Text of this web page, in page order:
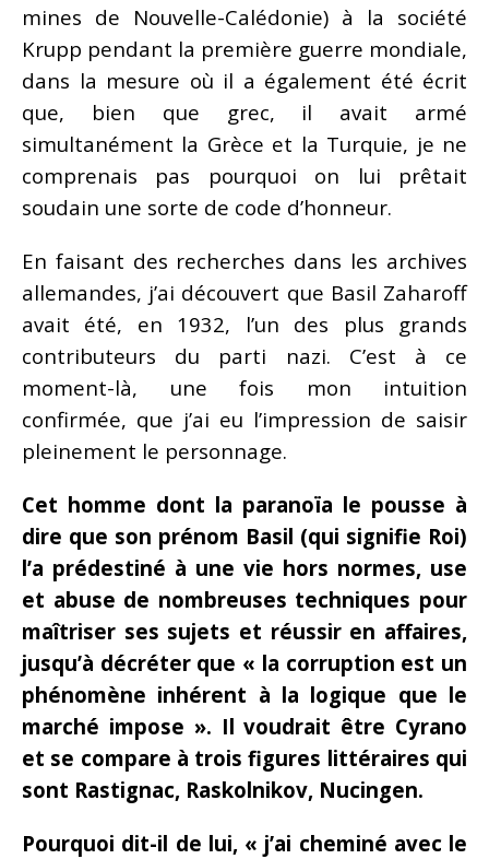
mines de Nouvelle-Calédonie) à la société
Krupp pendant la première guerre mondiale,
dans la mesure où il a également été écrit
que, bien que grec, il avait armé
simultanément la Grèce et la Turquie, je ne
comprenais pas pourquoi on lui prêtait
soudain une sorte de code d’honneur.
En faisant des recherches dans les archives
allemandes, j’ai découvert que Basil Zaharoff
avait été, en 1932, l’un des plus grands
contributeurs du parti nazi. C’est à ce
moment-là, une fois mon intuition
confirmée, que j’ai eu l’impression de saisir
pleinement le personnage.
Cet homme dont la paranoïa le pousse à
dire que son prénom Basil (qui signifie Roi)
l’a prédestiné à une vie hors normes, use
et abuse de nombreuses techniques pour
maîtriser ses sujets et réussir en affaires,
jusqu’à décréter que « la corruption est un
phénomène inhérent à la logique que le
marché impose ». Il voudrait être Cyrano
et se compare à trois figures littéraires qui
sont Rastignac, Raskolnikov, Nucingen.
Pourquoi dit-il de lui, « j’ai cheminé avec le